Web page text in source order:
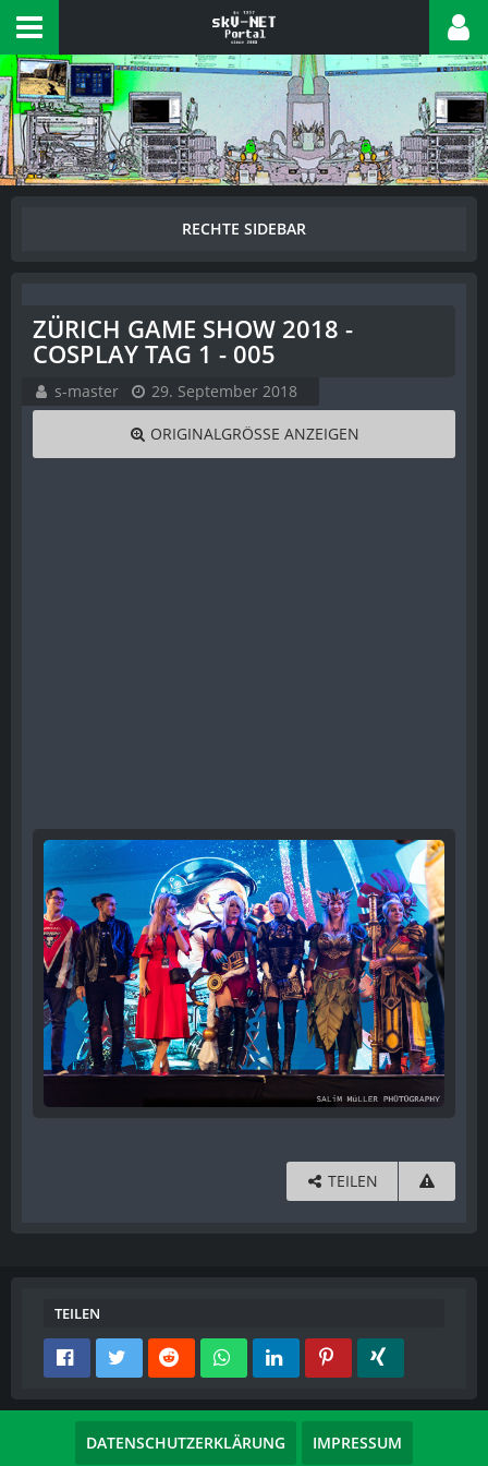
ZÜRICH GAME SHOW 2018 -
COSPLAY TAG 1 - 005
s-master 29. September 2018
ORIGINALGRÖSSE ANZEIGEN
TEILEN
TEILEN
DATENSCHUTZERKLÄRUNG IMPRESSUM